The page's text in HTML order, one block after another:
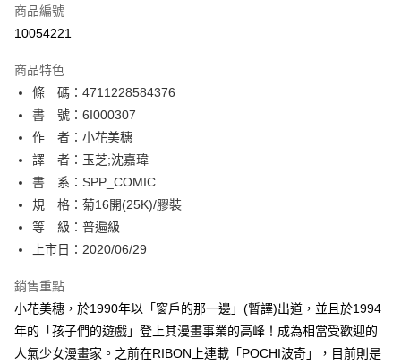
超商取貨付款
相關說明
【關於「AFTEE先享後付」】
AFTEE先享後付是「在收到商品之後才付款」的支付方式。 讓您購物簡單
便利好安心！
１．簡單：不需註冊會員、不需綁卡、不需儲值。
２．便利：只要手機號碼，簡訊認證，即可結帳。
３．安心：先確認商品／服務後，再付款。
【「AFTEE先享後付」結帳流程】
１．於結帳方式選擇「AFTEE先享後付」後，將跳轉至「AFTEE先享後付」
結帳頁面，進行簡訊認證並確認金額後，即可完成結帳。
２．訂單成立數日內，您將收到繳費通知簡訊。
ATM／網路銀行／等多元方式進行付款，方視為交易完成。
※ 請注意：結帳手續完成當下不需立刻繳費，但若您需要取消訂單，請聯絡
購買商品的店家。未經商家同意取消之訂單仍視為有效，需透過AFTEE先享
後付繳納相關費用。
※ 交易是否成功請以「AFTEE先享後付 」之結帳頁面顯示為準，若有關於
ATM付款
運送方式
全家取貨付款
每筆NT$80，滿NT$500(含以上)免運費
付款後全家取貨
每筆NT$80，滿NT$500(含以上)免運費
付款後萊爾富取貨
商品編號
10054221
商品特色
條 碼：4711228584376
書 號：6I000307
作 者：小花美穗
譯 者：玉芝;沈嘉瑋
書 系：SPP_COMIC
規 格：菊16開(25K)/膠裝
等 級：普遍級
上市日：2020/06/29
銷售重點
小花美穗，於1990年以「窗戶的那一邊」(暫譯)出道，並且於1994
年的「孩子們的遊戲」登上其漫畫事業的高峰！成為相當受歡迎的
人氣少女漫畫家。之前在RIBON上連載「POCHI波奇」，目前則是